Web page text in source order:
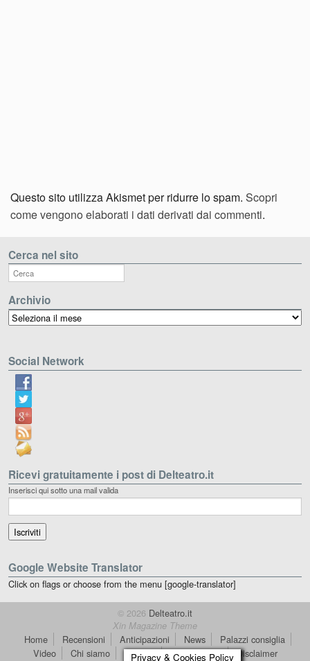
Questo sito utilizza Akismet per ridurre lo spam. Scopri
come vengono elaborati i dati derivati dai commenti.
Cerca nel sito
Archivio
Archivio
Social Network
Ricevi gratuitamente i post di Delteatro.it
Inserisci qui sotto una mail valida
Google Website Translator
Click on flags or choose from the menu [google-translator]
© 2026 Delteatro.it
Xin Magazine Theme
Home Recensioni Anticipazioni News
Palazzi consiglia
Video
Chi siamo Contatti dT in English Disclaimer
Privacy & Cookies Policy